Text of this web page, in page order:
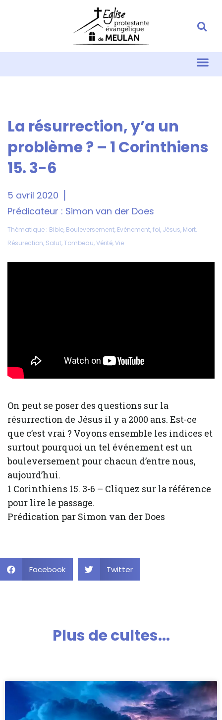
La résurrection, y’a un
problème ? – 1 Corinthiens
15. 3-6
5 avril 2020
Prédicateur : Simon van der Does
Thématique : Bible, Bouleversement, Evènement,foi, Jésus, Mort,
Résurection, Salut,Tombeau,Vérité,Vie
On peut se poser des questions sur la
résurrection de Jésus il y a 2000 ans. Est-ce
que c’est vrai ? Voyons ensemble les indices et
surtout pourquoi un tel événement est un
bouleversement pour chacun d’entre nous,
aujourd’hui.
1 Corinthiens 15. 3-6 – Cliquez sur la référence
pour lire le passage.
Prédication par Simon van der Does
Facebook Twitter
Plus de cultes...